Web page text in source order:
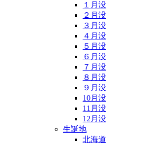
１月没
２月没
３月没
４月没
５月没
６月没
７月没
８月没
９月没
10月没
11月没
12月没
生誕地
北海道